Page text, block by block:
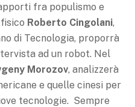
fra populismo e
Roberto Cingolani,
di Tecnologia, proporrà
ad un robot. Nel
Morozov, analizzerà
e quelle cinesi per
tecnologie. Sempre